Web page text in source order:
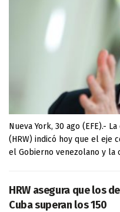
Nueva York, 30 ago (EFE).-
(HRW) indicó hoy que el eje
el Gobierno venezolano y la
HRW asegura que los
Cuba superan los 150